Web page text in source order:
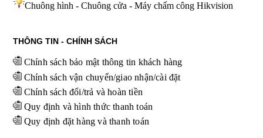
Chuông hình - Chuông cửa - Máy chấm công Hikvision
THÔNG TIN - CHÍNH SÁCH
Chính sách bảo mật thông tin khách hàng
Chính sách vận chuyển/giao nhận/cài đặt
Chính sách đổi/trả và hoàn tiền
Quy định và hình thức thanh toán
Quy định đặt hàng và thanh toán